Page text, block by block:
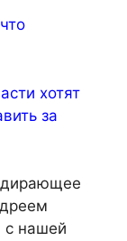
хотят
за
с нашей